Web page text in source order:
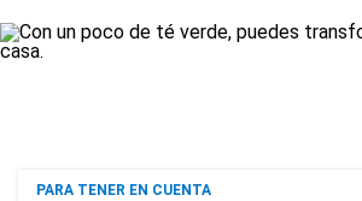
PARA TENER EN CUENTA